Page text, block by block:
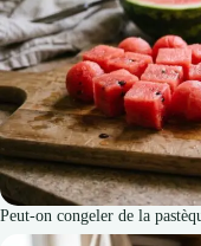
Peut-on congeler de la